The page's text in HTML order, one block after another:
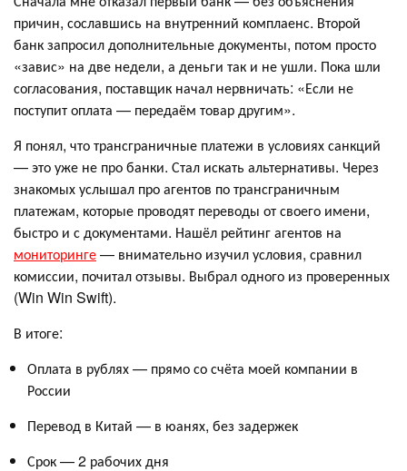
причин, сославшись на внутренний комплаенс. Второй
банк запросил дополнительные документы, потом просто
«завис» на две недели, а деньги так и не ушли. Пока шли
согласования, поставщик начал нервничать: «Если не
поступит оплата — передаём товар другим».
Я понял, что трансграничные платежи в условиях санкций
— это уже не про банки. Стал искать альтернативы. Через
знакомых услышал про агентов по трансграничным
платежам, которые проводят переводы от своего имени,
быстро и с документами. Нашёл рейтинг агентов на
мониторинге— внимательно изучил условия, сравнил
комиссии, почитал отзывы. Выбрал одного из проверенных
(Win Win Swift).
В итоге:
Оплата в рублях — прямо со счёта моей компании в
России
Перевод в Китай — в юанях, без задержек
Срок — 2 рабочих дня